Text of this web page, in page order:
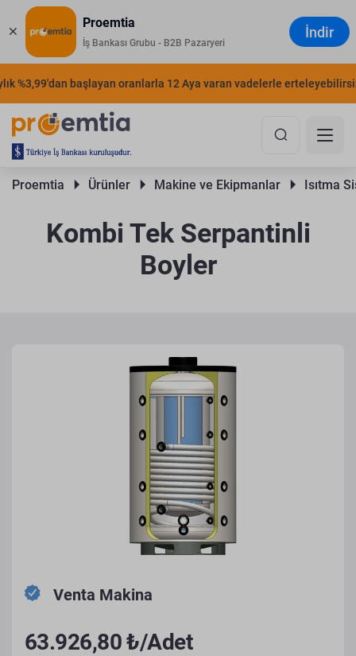
Proemtia
İş Bankası Grubu - B2B Pazaryeri
İndir
%3,99'dan başlayan oranlarla 12 Aya varan vadelerle
Proemtia Ürünler Makine ve Ekipmanlar Isıtma
Kombi Tek Serpantinli
Boyler
Venta Makina
63.926,80 ₺/Adet